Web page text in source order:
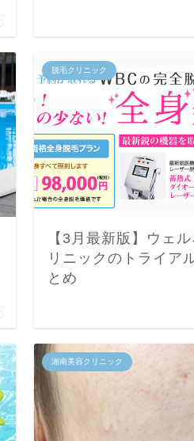
脱毛クリニック
【3月最新版】ウェ
リニックのトライア
とめ
湘南美容クリニック